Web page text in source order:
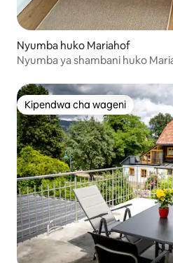
Nyumba huko Mariahof
Nyumba ya shambani huko
Kipendwa cha wageni
Kipendwa cha wageni